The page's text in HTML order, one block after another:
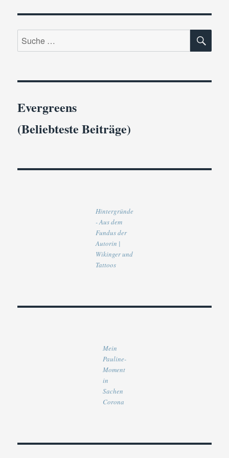
Suche
nach:
Evergreens
(Beliebteste Beiträge)
Hintergründe
- Aus dem
Fundus der
Autorin |
Wikinger und
Tattoos
Mein
Pauline-
Moment
in
Sachen
Corona